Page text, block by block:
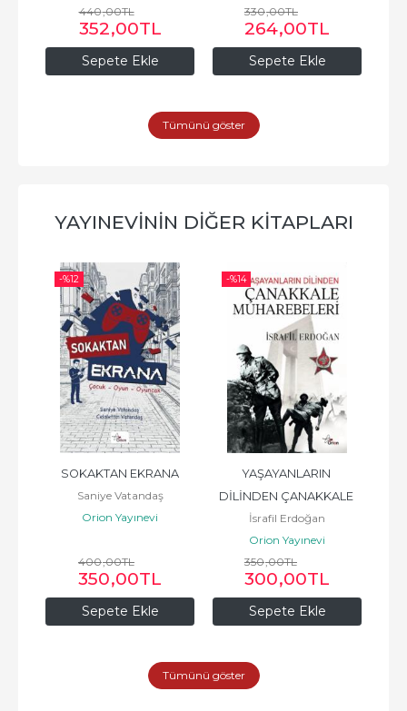
Sepete Ekle
440,00TL
352,00TL
Sepete Ekle
330,00TL
264,00TL
Tümünü göster
YAYINEVININ DIĞER KITAPLARI
-%12
Sepete Ekle
SOKAKTAN EKRANA
Saniye Vatandaş
Orion Yayınevi
400,00TL
350,00TL
-%14
Sepete Ekle
YAŞAYANLARIN
DİLİNDEN ÇANAKKALE
MUHAREBELERİ
İsrafil Erdoğan
Orion Yayınevi
350,00TL
300,00TL
Tümünü göster